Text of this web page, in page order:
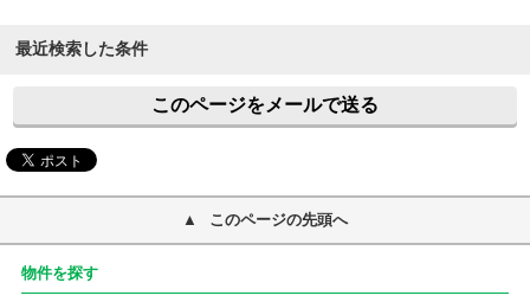
最近検索した条件
このページをメールで送る
このページの先頭へ
物件を探す